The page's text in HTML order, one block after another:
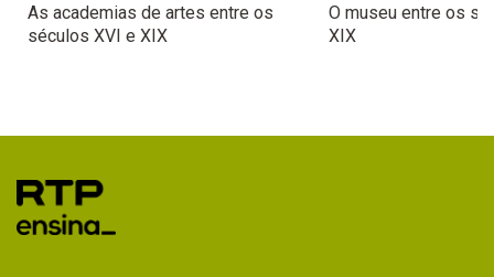
As academias de artes entre os
séculos XVI e XIX
O museu entre os
XIX